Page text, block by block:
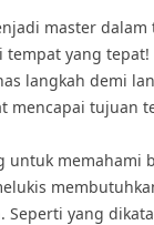
master dalam
tempat yang
langkah demi
mencapai tujuan
untuk memahami
Seperti yang